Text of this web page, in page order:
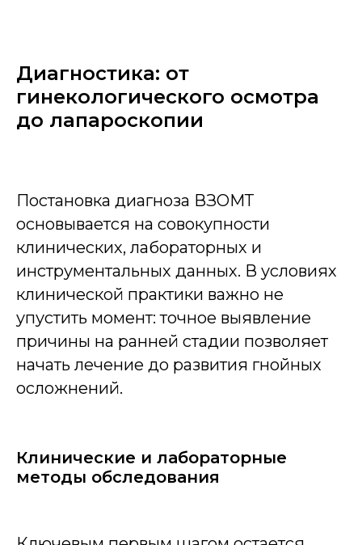
Диагностика: от
гинекологического осмотра
до лапароскопии
Постановка диагноза ВЗОМТ
основывается на совокупности
клинических, лабораторных и
инструментальных данных. В условиях
клинической практики важно не
упустить момент: точное выявление
причины на ранней стадии позволяет
начать лечение до развития гнойных
осложнений.
Клинические и лабораторные
методы обследования